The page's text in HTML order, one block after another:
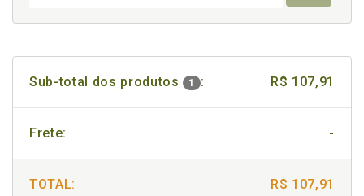
Sub-total dos produtos 1 : R$ 107,91
Frete: -
TOTAL: R$ 107,91